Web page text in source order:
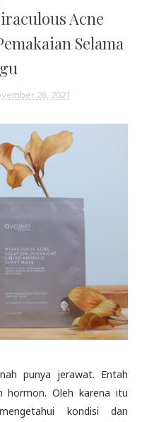
Acne
Selama
26, 2021
punya jerawat. Entah
hormon. Oleh karena itu
kondisi dan